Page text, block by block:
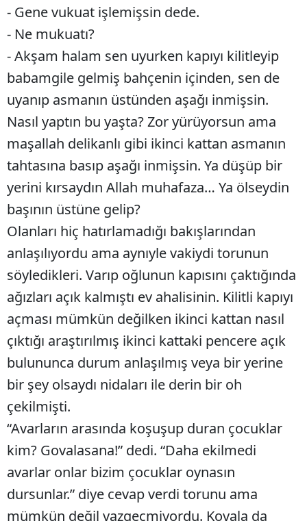
Tokat
Trabzon
Tunceli
Uşak
Yozgat
Zonguldak
Aksaray
Bayburt
Karaman
Kırıkkale
Şırnak
Ardahan
- Gene vukuat işlemişsin dede.
- Ne mukuatı?
- Akşam halam sen uyurken kapıyı kilitleyip
babamgile gelmiş bahçenin içinden, sen de
uyanıp asmanın üstünden aşağı inmişsin.
Nasıl yaptın bu yaşta? Zor yürüyorsun ama
maşallah delikanlı gibi ikinci kattan asmanın
tahtasına basıp aşağı inmişsin. Ya düşüp bir
yerini kırsaydın Allah muhafaza… Ya ölseydin
başının üstüne gelip?
Olanları hiç hatırlamadığı bakışlarından
anlaşılıyordu ama aynıyle vakiydi torunun
söyledikleri. Varıp oğlunun kapısını çaktığında
ağızları açık kalmıştı ev ahalisinin. Kilitli kapıyı
açması mümkün değilken ikinci kattan nasıl
çıktığı araştırılmış ikinci kattaki pencere açık
bulununca durum anlaşılmış veya bir yerine
bir şey olsaydı nidaları ile derin bir oh
çekilmişti.
“Avarların arasında koşuşup duran çocuklar
kim? Govalasana!” dedi. “Daha ekilmedi
avarlar onlar bizim çocuklar oynasın
dursunlar.” diye cevap verdi torunu ama
mümkün değil vazgeçmiyordu. Kovala da